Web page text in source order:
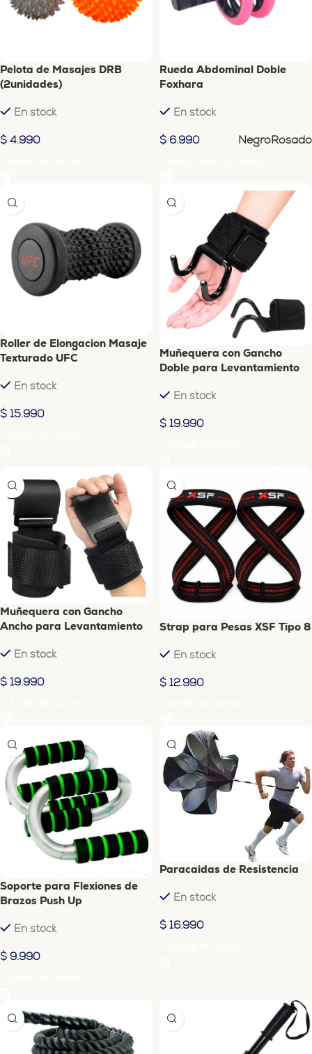
Pelota de Masajes DRB
(2unidades)
En stock
$ 4.990
Rueda Abdominal Doble
Foxhara
En stock
$ 6.990 NegroRosado
Roller de Elongacion Masaje
Texturado UFC
En stock
$ 15.990
Muñequera con Gancho
Doble para Levantamiento
En stock
$ 19.990
Muñequera con Gancho
Ancho para Levantamiento
En stock
$ 19.990
Strap para Pesas XSF Tipo 8
En stock
$ 12.990
Soporte para Flexiones de
Brazos Push Up
En stock
$ 9.990
Paracaidas de Resistencia
En stock
$ 16.990